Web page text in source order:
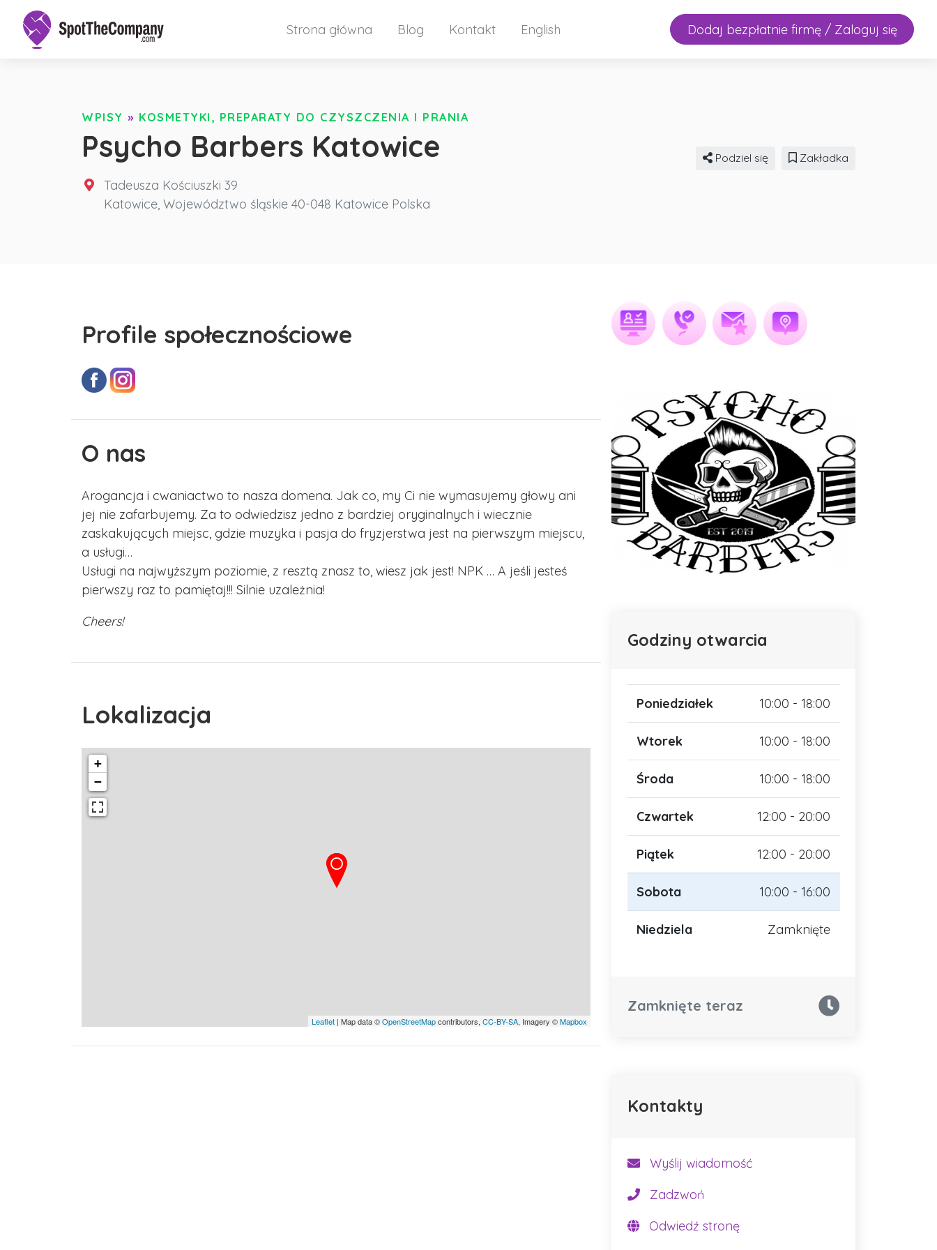
Strona główna Blog Kontakt English Dodaj bezpłatnie firmę / Zaloguj się
WPISY » KOSMETYKI, PREPARATY DO CZYSZCZENIA I PRANIA
Psycho Barbers Katowice
Tadeusza Kościuszki 39
Katowice, Województwo śląskie 40-048 Katowice Polska
Podziel się Zakładka
Profile społecznościowe
O nas
Arogancja i cwaniactwo to nasza domena. Jak co, my Ci nie wymasujemy głowy ani
jej nie zafarbujemy. Za to odwiedzisz jedno z bardziej oryginalnych i wiecznie
zaskakujących miejsc, gdzie muzyka i pasja do fryzjerstwa jest na pierwszym miejscu,
a usługi…
Usługi na najwyższym poziomie, z resztą znasz to, wiesz jak jest! NPK … A jeśli jesteś
pierwszy raz to pamiętaj!!! Silnie uzależnia!
Cheers!
Lokalizacja
+
−
Leaflet | Map data ©OpenStreetMapcontributors, CC-BY-SA, Imagery ©Mapbox
Godziny otwarcia
Poniedziałek 10:00 - 18:00
Wtorek 10:00 - 18:00
Środa 10:00 - 18:00
Czwartek 12:00 - 20:00
Piątek 12:00 - 20:00
Sobota 10:00 - 16:00
Niedziela Zamknięte
Zamknięte teraz
Kontakty
Wyślij wiadomość
Zadzwoń
Odwiedź stronę